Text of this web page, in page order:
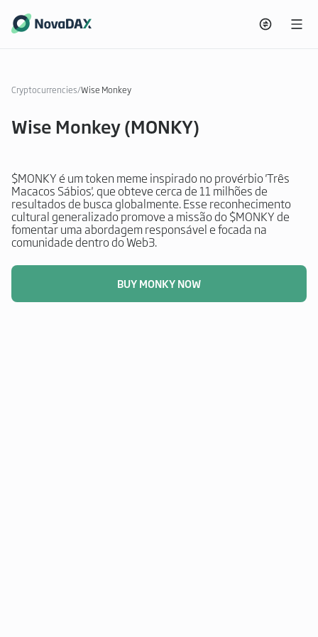
Cryptocurrencies/Wise Monkey
Wise Monkey (MONKY)
$MONKY é um token meme inspirado no provérbio 'Três
Macacos Sábios', que obteve cerca de 11 milhões de
resultados de busca globalmente. Esse reconhecimento
cultural generalizado promove a missão do $MONKY de
fomentar uma abordagem responsável e focada na
comunidade dentro do Web3.
BUY MONKY NOW